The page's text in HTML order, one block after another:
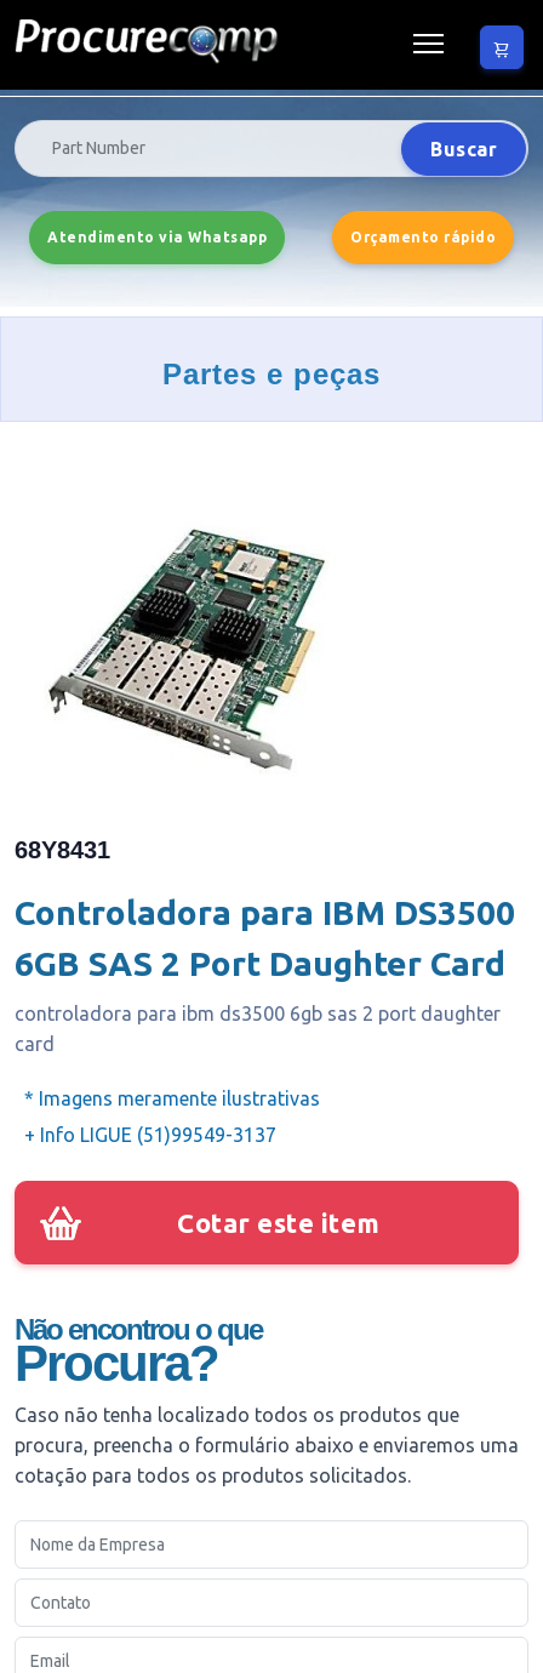
Buscar
Atendimento via Whatsapp Orçamento rápido
Partes e peças
68Y8431
Controladora para IBM DS3500
6GB SAS 2 Port Daughter Card
controladora para ibm ds3500 6gb sas 2 port daughter
card
* Imagens meramente ilustrativas
+ Info LIGUE (51)99549-3137
Cotar este item
Não encontrou o que
Procura?
Caso não tenha localizado todos os produtos que
procura, preencha o formulário abaixo e enviaremos uma
cotação para todos os produtos solicitados.